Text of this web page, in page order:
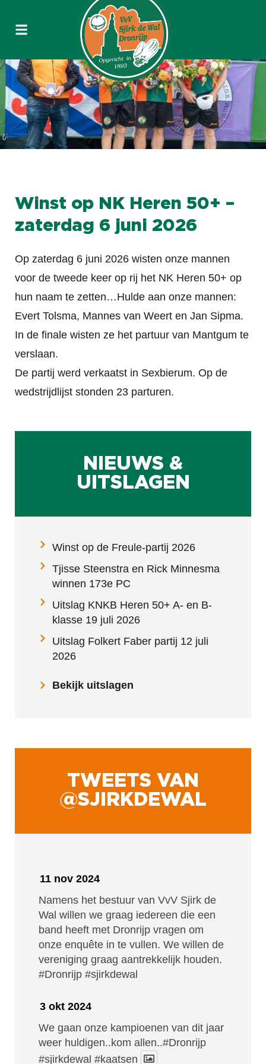
Winst op NK Heren 50+ –
zaterdag 6 juni 2026
Op zaterdag 6 juni 2026 wisten onze mannen
voor de tweede keer op rij het NK Heren 50+ op
hun naam te zetten…Hulde aan onze mannen:
Evert Tolsma, Mannes van Weert en Jan Sipma.
In de finale wisten ze het partuur van Mantgum te
verslaan.
De partij werd verkaatst in Sexbierum. Op de
wedstrijdlijst stonden 23 parturen.
NIEUWS &
UITSLAGEN
Winst op de Freule-partij 2026
Tjisse Steenstra en Rick Minnesma
winnen 173e PC
Uitslag KNKB Heren 50+ A- en B-
klasse 19 juli 2026
Uitslag Folkert Faber partij 12 juli
2026
Bekijk uitslagen
TWEETS VAN
@SJIRKDEWAL
11 nov 2024
Namens het bestuur van VvV Sjirk de
Wal willen we graag iedereen die een
band heeft met Dronrijp vragen om
onze enquête in te vullen. We willen de
vereniging graag aantrekkelijk houden.
#Dronrijp #sjirkdewal
3 okt 2024
We gaan onze kampioenen van dit jaar
weer huldigen..kom allen..#Dronrijp
#sjirkdewal #kaatsen